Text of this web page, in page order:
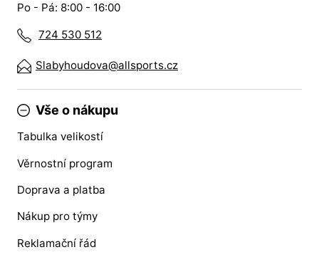
Po - Pá: 8:00 - 16:00
724 530 512
Slabyhoudova@allsports.cz
Vše o nákupu
Tabulka velikostí
Věrnostní program
Doprava a platba
Nákup pro týmy
Reklamační řád